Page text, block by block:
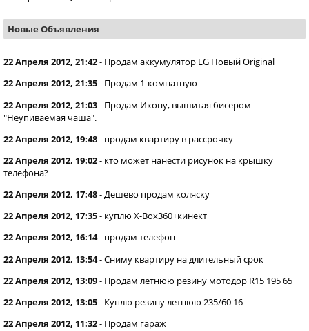
Новые Объявления
22 Апреля 2012, 21:42- Продам аккумулятор LG Новый Original
22 Апреля 2012, 21:35- Продам 1-комнатную
22 Апреля 2012, 21:03- Продам Икону, вышитая бисером
"Неупиваемая чаша".
22 Апреля 2012, 19:48- продам квартиру в рассрочку
22 Апреля 2012, 19:02- кто может нанести рисунок на крышку
телефона?
22 Апреля 2012, 17:48-Дешево продам коляску
22 Апреля 2012, 17:35- куплю X-Box360+кинект
22 Апреля 2012, 16:14- продам телефон
22 Апреля 2012, 13:54-Сниму квартиру на длительный срок
22 Апреля 2012, 13:09- Продам летнюю резину мотодор R15 195 65
22 Апреля 2012, 13:05- Куплю резину летнюю 235/60 16
22 Апреля 2012, 11:32- Продам гараж